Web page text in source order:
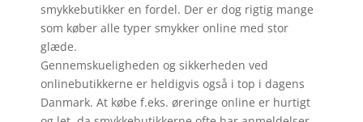
smykkebutikker en fordel. Der er dog rigtig mange
som køber alle typer smykker online med stor
glæde.
Gennemskueligheden og sikkerheden ved
onlinebutikkerne er heldigvis også i top i dagens
Danmark. At købe f.eks. øreringe online er hurtigt